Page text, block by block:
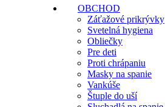
OBCHOD
Záťažové prikrývky
Svetelná hygiena
Obliečky
Pre deti
Proti chrápaniu
Masky na spanie
Vankúše
Štuple do uší